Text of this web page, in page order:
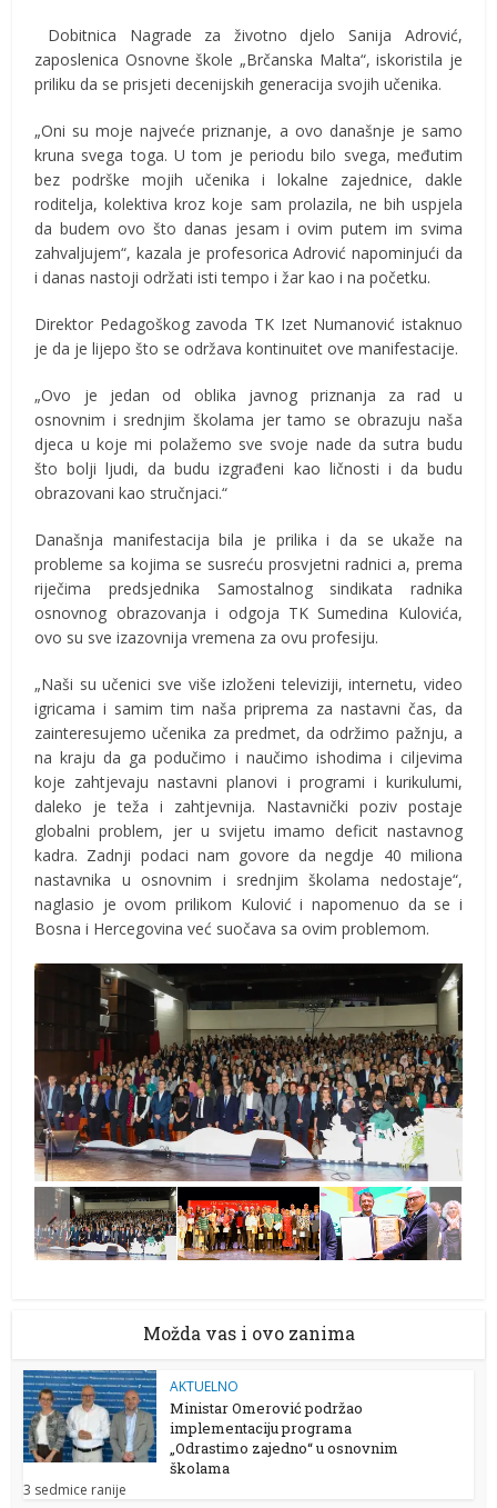
Dobitnica Nagrade za životno djelo Sanija Adrović,
zaposlenica Osnovne škole „Brčanska Malta“, iskoristila je
priliku da se prisjeti decenijskih generacija svojih učenika.
„Oni su moje najveće priznanje, a ovo današnje je samo
kruna svega toga. U tom je periodu bilo svega, međutim
bez podrške mojih učenika i lokalne zajednice, dakle
roditelja, kolektiva kroz koje sam prolazila, ne bih uspjela
da budem ovo što danas jesam i ovim putem im svima
zahvaljujem“, kazala je profesorica Adrović napominjući da
i danas nastoji održati isti tempo i žar kao i na početku.
Direktor Pedagoškog zavoda TK Izet Numanović istaknuo
je da je lijepo što se održava kontinuitet ove manifestacije.
„Ovo je jedan od oblika javnog priznanja za rad u
osnovnim i srednjim školama jer tamo se obrazuju naša
djeca u koje mi polažemo sve svoje nade da sutra budu
što bolji ljudi, da budu izgrađeni kao ličnosti i da budu
obrazovani kao stručnjaci.“
Današnja manifestacija bila je prilika i da se ukaže na
probleme sa kojima se susreću prosvjetni radnici a, prema
riječima predsjednika Samostalnog sindikata radnika
osnovnog obrazovanja i odgoja TK Sumedina Kulovića,
ovo su sve izazovnija vremena za ovu profesiju.
„Naši su učenici sve više izloženi televiziji, internetu, video
igricama i samim tim naša priprema za nastavni čas, da
zainteresujemo učenika za predmet, da održimo pažnju, a
na kraju da ga podučimo i naučimo ishodima i ciljevima
koje zahtjevaju nastavni planovi i programi i kurikulumi,
daleko je teža i zahtjevnija. Nastavnički poziv postaje
globalni problem, jer u svijetu imamo deficit nastavnog
kadra. Zadnji podaci nam govore da negdje 40 miliona
nastavnika u osnovnim i srednjim školama nedostaje“,
naglasio je ovom prilikom Kulović i napomenuo da se i
Bosna i Hercegovina već suočava sa ovim problemom.
Možda vas i ovo zanima
AKTUELNO
Ministar Omerović podržao
implementaciju programa
„Odrastimo zajedno“ u osnovnim
školama
3 sedmice ranije